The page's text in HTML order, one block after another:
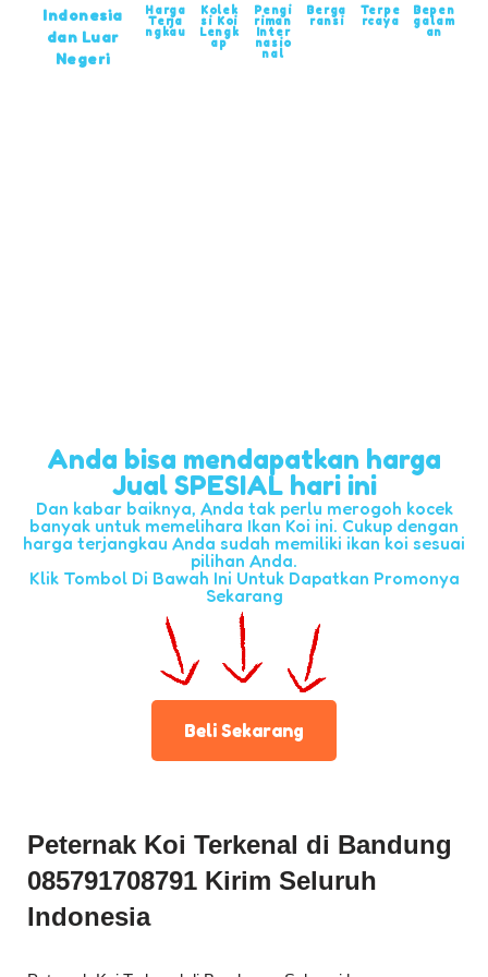
Indonesia
dan Luar
Negeri
Harga
Terja
ngkau
Kolek
si Koi
Lengk
ap
Pengi
riman
Inter
nasio
nal
Berga
ransi
Terpe
rcaya
Bepen
galam
an
Anda bisa mendapatkan harga
Jual SPESIAL hari ini
Dan kabar baiknya, Anda tak perlu merogoh kocek
banyak untuk memelihara Ikan Koi ini. Cukup dengan
harga terjangkau Anda sudah memiliki ikan koi sesuai
pilihan Anda.
Klik Tombol Di Bawah Ini Untuk Dapatkan Promonya
Sekarang
Beli Sekarang
Peternak Koi Terkenal di Bandung
085791708791 Kirim Seluruh
Indonesia